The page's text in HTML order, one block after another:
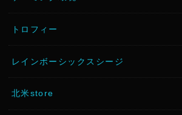
トロフィー
レインボーシックスシージ
北米store